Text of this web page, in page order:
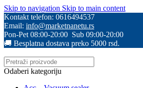
Skip to navigation Skip to main content
Kontakt telefon: 0616494537
Email: info@marketnanetu.rs
Pon-Pet 08:00-20:00 Sub 09:00-20:00
🚚 Besplatna dostava preko 5000 rsd.
Odaberi kategoriju